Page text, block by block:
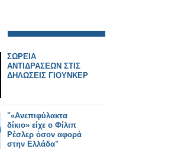
ΣΩΡΕΙΑ
ΑΝΤΙΔΡΑΣΕΩΝ ΣΤΙΣ
ΔΗΛΩΣΕΙΣ ΓΙΟΥΝΚΕΡ
"«Ανεπιφύλακτα
δίκιο» είχε ο Φίλιπ
Ρέσλερ όσον αφορά
στην Ελλάδα"